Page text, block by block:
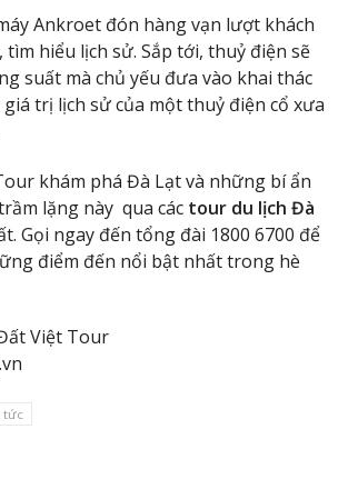
Ankroet đón hàng vạn lượt khách
tìm hiểu lịch sử. Sắp tới, thuỷ điện sẽ
suất mà chủ yếu đưa vào khai thác
trị lịch sử của một thuỷ điện cổ xưa
khám phá Đà Lạt và những bí ẩn
lặng này qua các tour du lịch Đà
Gọi ngay đến tổng đài 1800 6700 để
điểm đến nổi bật nhất trong hè
Việt Tour
tức